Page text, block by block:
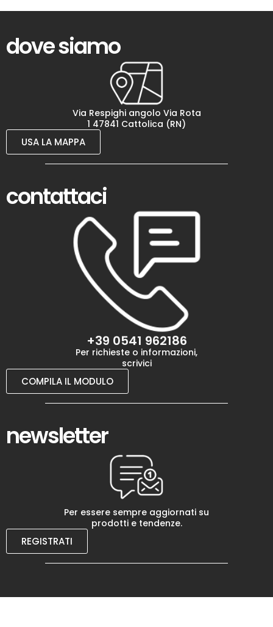
dove siamo
Via Respighi angolo Via Rota
1 47841 Cattolica (RN)
USA LA MAPPA
contattaci
+39 0541 962186
Per richieste o informazioni,
scrivici
COMPILA IL MODULO
newsletter
Per essere sempre aggiornati su
prodotti e tendenze.
REGISTRATI